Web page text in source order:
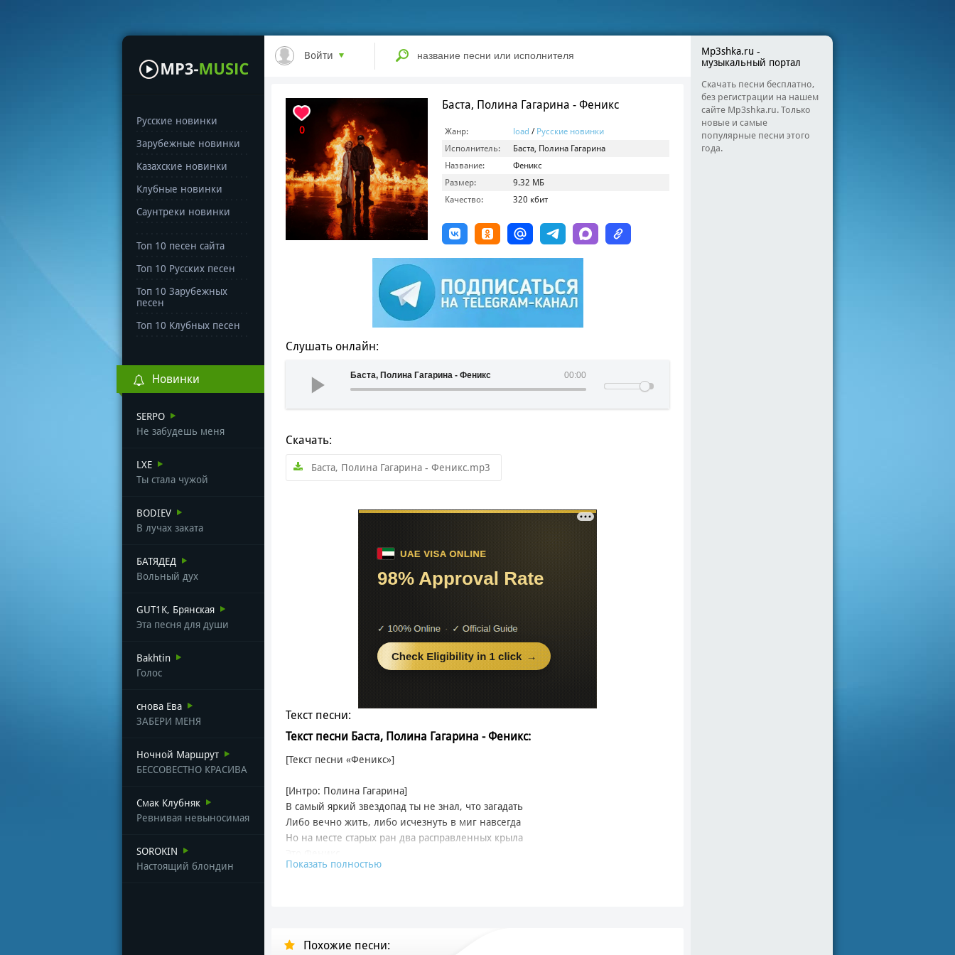
Русские новинки
Зарубежные новинки
Казахские новинки
Клубные новинки
Саунтреки новинки
Топ 10 песен сайта
Топ 10 Русских песен
Топ 10 Зарубежных
песен
Топ 10 Клубных песен
Новинки
SERPO
Не забудешь меня
LXE
Ты стала чужой
BODIEV
В лучах заката
БАТЯДЕД
Вольный дух
GUT1K, Брянская
Эта песня для души
Bakhtin
Голос
снова Ева
ЗАБЕРИ МЕНЯ
Ночной Маршрут
БЕССОВЕСТНО КРАСИВА
Смак Клубняк
Ревнивая невыносимая
SOROKIN
Настоящий блондин
Войти
0
Баста, Полина Гагарина - Феникс
Жанр: load / Русские новинки
Исполнитель:
Баста, Полина Гагарина
Название:
Феникс
Размер:
9.32 МБ
Качество:
320 кбит
Слушать онлайн:
00:00
Баста, Полина Гагарина - Феникс
Скачать:
Баста, Полина Гагарина - Феникс.mp3
Текст песни:
Текст песни Баста, Полина Гагарина - Феникс:
[Текст песни «Феникс»]
[Интро: Полина Гагарина]
В самый яркий звездопад ты не знал, что загадать
Либо вечно жить, либо исчезнуть в миг навсегда
Но на месте старых ран два расправленных крыла
И масса безликих людей — ни тени улыбки, ни имени в титрах
Показать полностью
Похожие песни:
Mp3shka.ru -
музыкальный портал
Скачать песни бесплатно,
без регистрации на нашем
сайте Mp3shka.ru. Только
новые и самые
популярные песни этого
года.